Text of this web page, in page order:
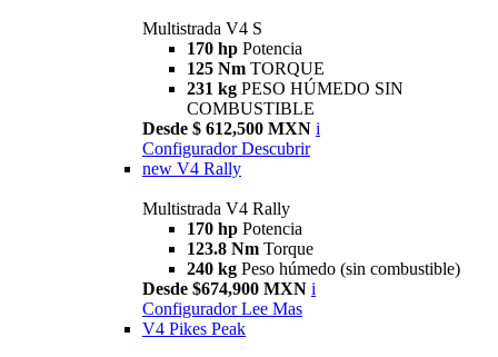
Multistrada V4 S
170 hp Potencia
125 Nm TORQUE
231 kg PESO HÚMEDO SIN
COMBUSTIBLE
Desde $ 612,500 MXN i
Configurador Descubrir
new V4 Rally
Multistrada V4 Rally
170 hp Potencia
123.8 Nm Torque
240 kg Peso húmedo (sin combustible)
Desde $674,900 MXN i
Configurador Lee Mas
V4 Pikes Peak